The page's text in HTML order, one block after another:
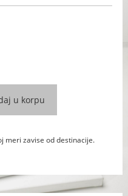
meri zavise od destinacije.